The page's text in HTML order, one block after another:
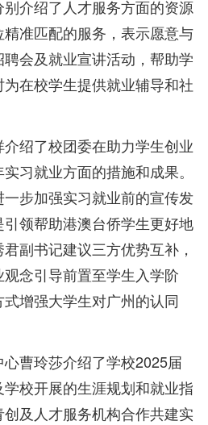
介绍了人才服务方面的资源
准匹配的服务，表示愿意与
会及就业宣讲活动，帮助学
在校学生提供就业辅导和社
绍了校团委在助力学生创业
习就业方面的措施和成果。
步加强实习就业前的宣传发
领帮助港澳台侨学生更好地
副书记建议三方优势互补，
念引导前置至学生入学阶
增强大学生对广州的认同
曹玲莎介绍了学校2025届
校开展的生涯规划和就业指
及人才服务机构合作共建实